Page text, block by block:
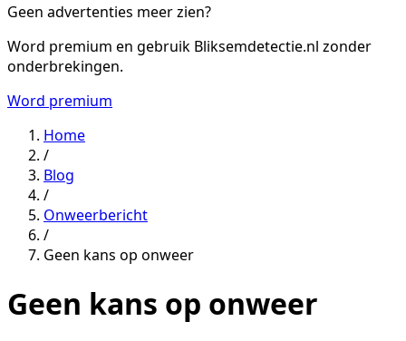
Geen advertenties meer zien?
Word premium en gebruik Bliksemdetectie.nl zonder
onderbrekingen.
Word premium
Home
/
Blog
/
Onweerbericht
/
Geen kans op onweer
Geen kans op onweer